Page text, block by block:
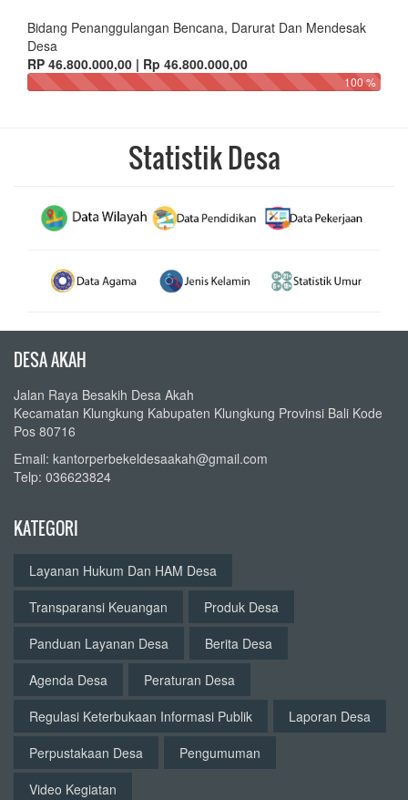
Bidang Penanggulangan Bencana, Darurat Dan Mendesak
Desa
RP 46.800.000,00 | Rp 46.800.000,00
100 %
Statistik Desa
DESA AKAH
Jalan Raya Besakih Desa Akah
Kecamatan Klungkung Kabupaten Klungkung Provinsi Bali Kode
Pos 80716
Email: kantorperbekeldesaakah@gmail.com
Telp: 036623824
KATEGORI
Layanan Hukum Dan HAM Desa
Transparansi Keuangan
Produk Desa
Panduan Layanan Desa
Berita Desa
Agenda Desa
Peraturan Desa
Regulasi Keterbukaan Informasi Publik
Laporan Desa
Perpustakaan Desa
Pengumuman
Video Kegiatan